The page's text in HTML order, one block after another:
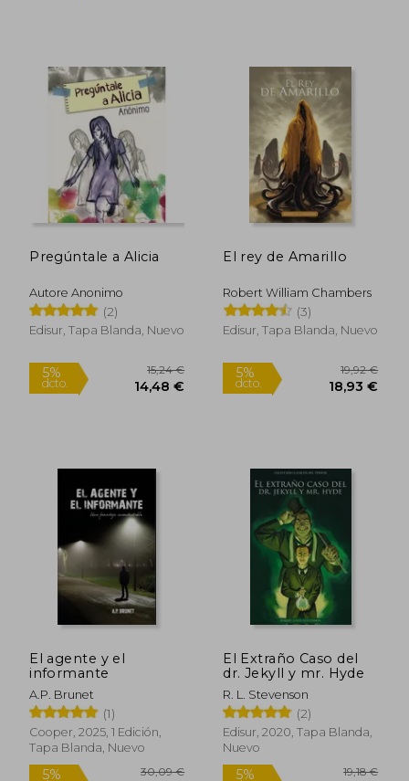
Pregúntale a Alicia
Autore Anonimo
(2)
Edisur, Tapa Blanda, Nuevo
El rey de Amarillo
Robert William Chambers
(3)
Edisur, Tapa Blanda, Nuevo
El agente y el
informante
A.P. Brunet
(1)
Cooper, 2025, 1 Edición,
Tapa Blanda, Nuevo
El Extraño Caso del
dr. Jekyll y mr. Hyde
R. L. Stevenson
(2)
Edisur, 2020, Tapa Blanda,
Nuevo